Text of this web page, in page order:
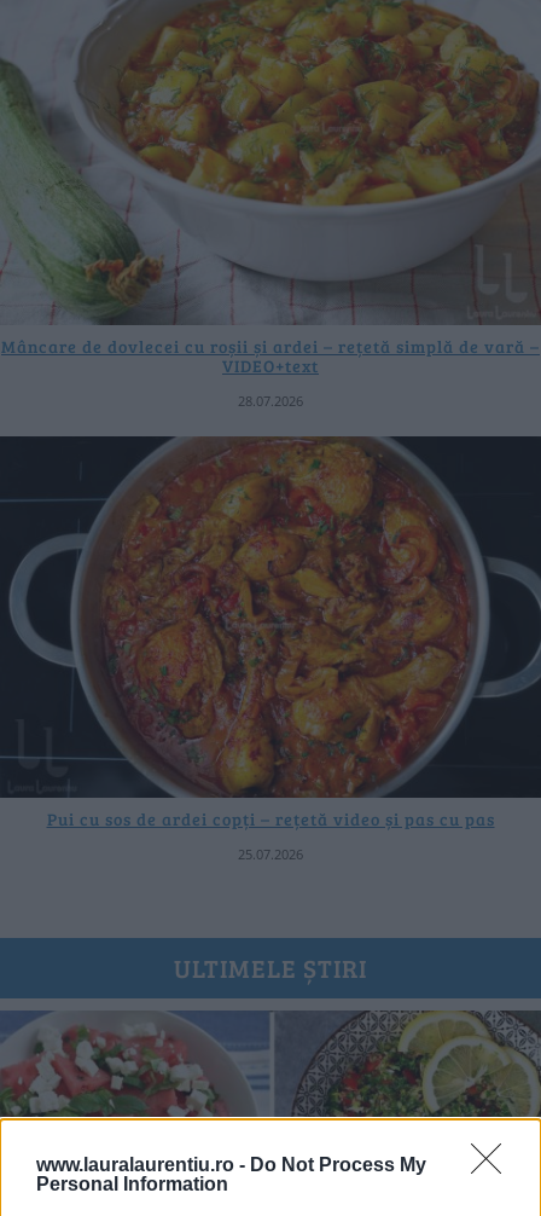
www.lauralaurentiu.ro - Do Not Process My
Personal Information
Mâncare de dovlecei cu roșii și ardei – rețetă simplă de vară –
VIDEO+text
28.07.2026
Pui cu sos de ardei copți – rețetă video și pas cu pas
25.07.2026
ULTIMELE ȘTIRI